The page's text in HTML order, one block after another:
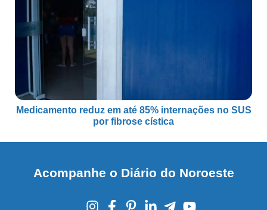
Medicamento reduz em até 85% internações no SUS
por fibrose cística
Acompanhe o Diário do Noroeste